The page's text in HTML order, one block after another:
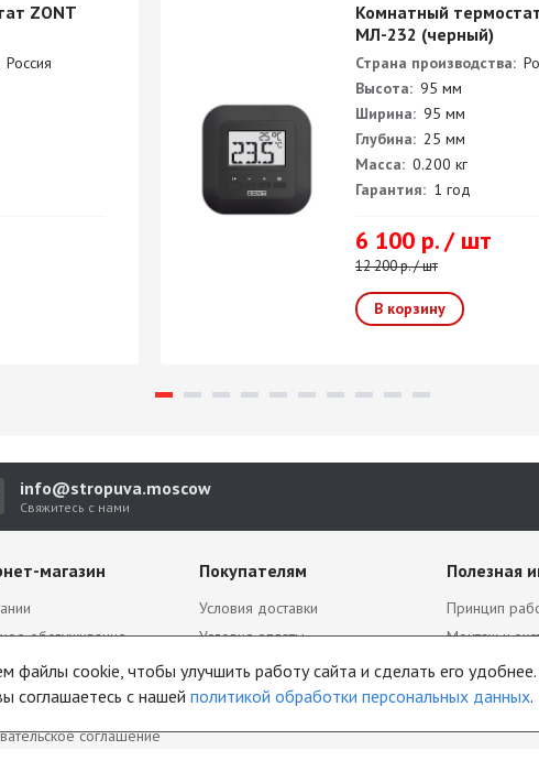
ZONT
Россия
Комнатный
МЛ-232 (черный)
Страна производства:
Высота: 95 мм
Ширина: 95 мм
Глубина: 25 мм
Масса: 0.200 кг
Гарантия: 1 год
6 100 р. / шт
12 200 р. / шт
info@stropuva.moscow
Свяжитесь с нами
магазин
обслуживание
обработки
данных
соглашение
Покупателям
Условия доставки
Условия оплаты
Блог
Акции
Полезная
Принцип
Монтаж и
Комплектация
Документация
файлы cookie, чтобы улучшить работу сайта и сделать его удобнее.
соглашаетесь с нашей политикой обработки персональных данных.